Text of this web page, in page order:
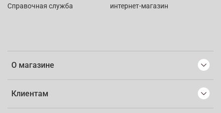
О магазине
Клиентам
Справочная служба интернет-магазин